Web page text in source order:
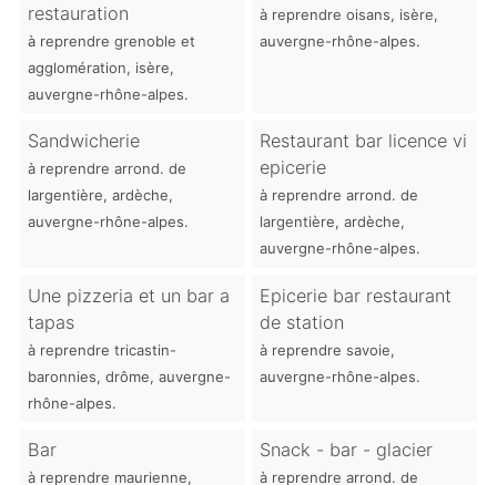
restauration
à reprendre grenoble et
agglomération, isère,
auvergne-rhône-alpes.
à reprendre oisans, isère,
auvergne-rhône-alpes.
Sandwicherie
à reprendre arrond. de
largentière, ardèche,
auvergne-rhône-alpes.
Restaurant bar licence vi
epicerie
à reprendre arrond. de
largentière, ardèche,
auvergne-rhône-alpes.
Une pizzeria et un bar a
tapas
à reprendre tricastin-
baronnies, drôme, auvergne-
rhône-alpes.
Epicerie bar restaurant
de station
à reprendre savoie,
auvergne-rhône-alpes.
Bar
à reprendre maurienne,
Snack - bar - glacier
à reprendre arrond. de